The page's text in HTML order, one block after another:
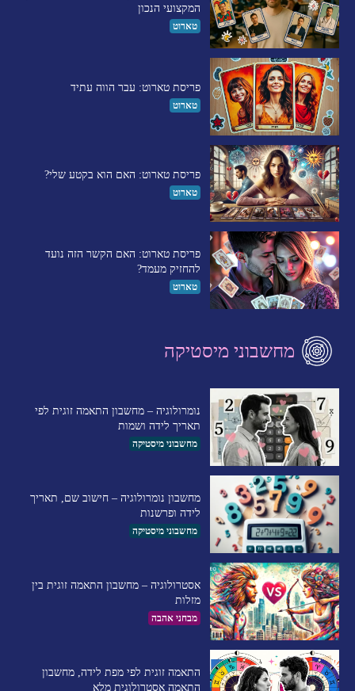
המקצועי הנכון
טארוט
פריסת טארוט: עבר הווה עתיד
טארוט
פריסת טארוט: האם הוא בקטע שלי?
טארוט
פריסת טארוט: האם הקשר הזה נועד
להחזיק מעמד?
טארוט
מחשבוני מיסטיקה
נומרולוגיה – מחשבון התאמה זוגית לפי
תאריך לידה ושמות
מחשבוני מיסטיקה
מחשבון נומרולוגיה – חישוב שם, תאריך
לידה ופרשנות
מחשבוני מיסטיקה
אסטרולוגיה – מחשבון התאמה זוגית בין
מזלות
מבחני אהבה
התאמה זוגית לפי מפת לידה, מחשבון
התאמה אסטרולוגית מלא